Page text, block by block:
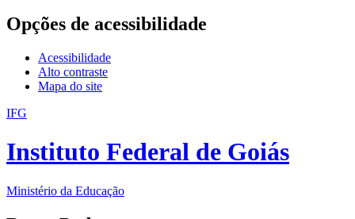
Opções de acessibilidade
Acessibilidade
Alto contraste
Mapa do site
IFG
Instituto Federal de Goiás
Ministério da Educação